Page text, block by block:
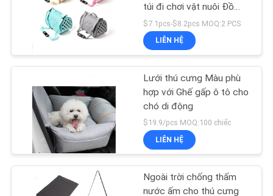
Túi vận chuyển vật
nuôi
18
Đồ chơi nhai thú
túi đi chơi vật nuôi Đồ
xách qua cơ thể Chiếc túi
vật nuôi thở
$7.1pcs-$8.2pcs MOQ:2 PCS
LIÊN HỆ
Lưới thú cưng Màu phù
hợp với Ghế gấp ô tô cho
chó di động
$19.9/pcs MOQ:100 chiếc
LIÊN HỆ
Ngoài trời chống thấm
nước ấm cho thú cưng